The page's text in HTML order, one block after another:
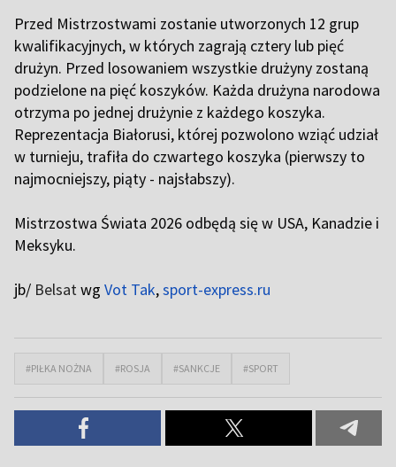
Przed Mistrzostwami zostanie utworzonych 12 grup
kwalifikacyjnych, w których zagrają cztery lub pięć
drużyn. Przed losowaniem wszystkie drużyny zostaną
podzielone na pięć koszyków. Każda drużyna narodowa
otrzyma po jednej drużynie z każdego koszyka.
Reprezentacja Białorusi, której pozwolono wziąć udział
w turnieju, trafiła do czwartego koszyka (pierwszy to
najmocniejszy, piąty - najsłabszy).
Mistrzostwa Świata 2026 odbędą się w USA, Kanadzie i
Meksyku.
jb/ Belsatwg Vot Tak,sport-express.ru
#PIŁKA NOŻNA #ROSJA #SANKCJE #SPORT